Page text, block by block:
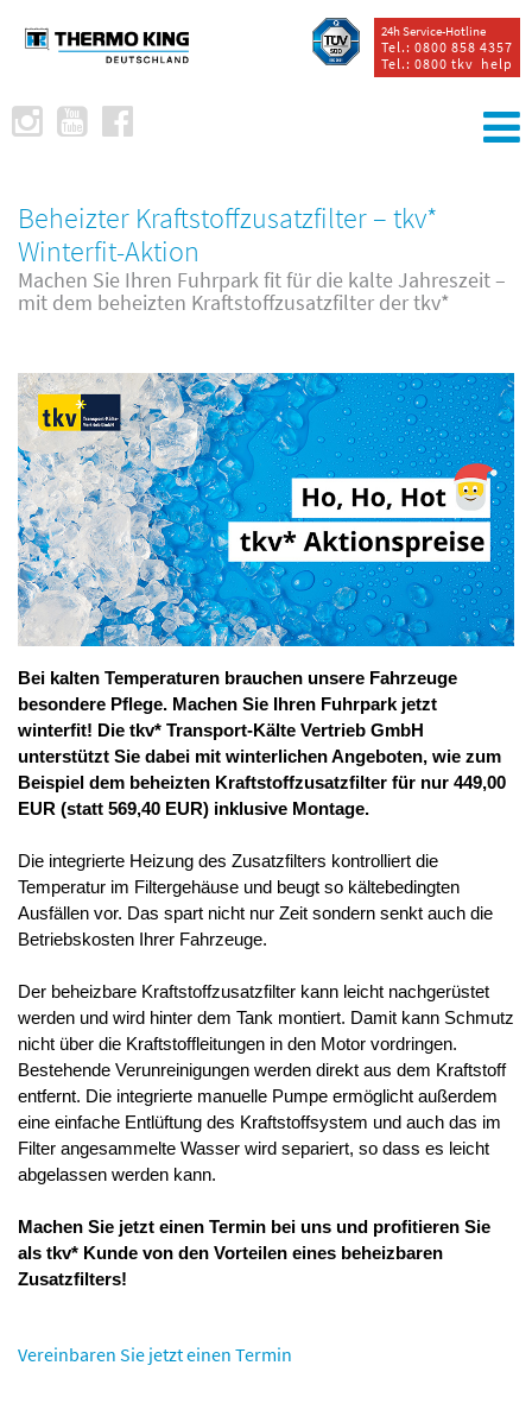
24h Service-Hotline
Tel.: 0800 858 4357
Tel.: 0800 tkv help
Beheizter Kraftstoffzusatzfilter – tkv*
Winterfit-Aktion
Machen Sie Ihren Fuhrpark fit für die kalte Jahreszeit –
mit dem beheizten Kraftstoffzusatzfilter der tkv*
Bei kalten Temperaturen brauchen unsere Fahrzeuge
besondere Pflege. Machen Sie Ihren Fuhrpark jetzt
winterfit! Die tkv* Transport-Kälte Vertrieb GmbH
unterstützt Sie dabei mit winterlichen Angeboten, wie zum
Beispiel dem beheizten Kraftstoffzusatzfilter für nur 449,00
EUR (statt 569,40 EUR) inklusive Montage.
Die integrierte Heizung des Zusatzfilters kontrolliert die
Temperatur im Filtergehäuse und beugt so kältebedingten
Ausfällen vor. Das spart nicht nur Zeit sondern senkt auch die
Betriebskosten Ihrer Fahrzeuge.
Der beheizbare Kraftstoffzusatzfilter kann leicht nachgerüstet
werden und wird hinter dem Tank montiert. Damit kann Schmutz
nicht über die Kraftstoffleitungen in den Motor vordringen.
Bestehende Verunreinigungen werden direkt aus dem Kraftstoff
entfernt. Die integrierte manuelle Pumpe ermöglicht außerdem
eine einfache Entlüftung des Kraftstoffsystem und auch das im
Filter angesammelte Wasser wird separiert, so dass es leicht
abgelassen werden kann.
Machen Sie jetzt einen Termin bei uns und profitieren Sie
als tkv* Kunde von den Vorteilen eines beheizbaren
Zusatzfilters!
Vereinbaren Sie jetzt einen Termin